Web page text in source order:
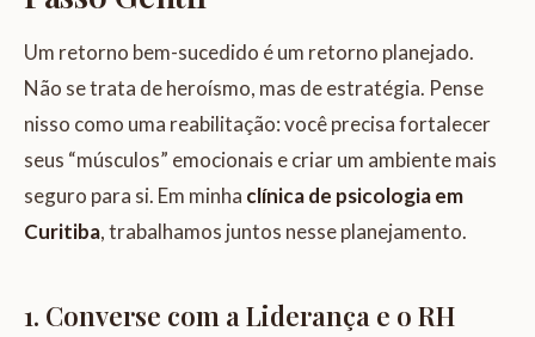
Um retorno bem-sucedido é um retorno planejado.
Não se trata de heroísmo, mas de estratégia. Pense
nisso como uma reabilitação: você precisa fortalecer
seus “músculos” emocionais e criar um ambiente mais
seguro para si. Em minha clínica de psicologia em
Curitiba, trabalhamos juntos nesse planejamento.
1. Converse com a Liderança e o RH